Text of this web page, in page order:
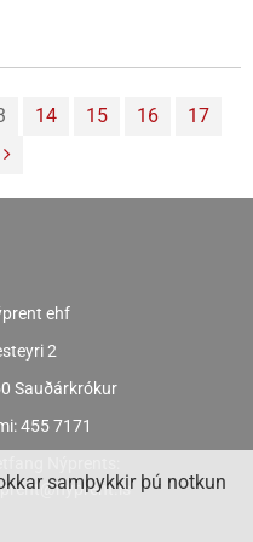
Einarssyni og fjölskyldu
til að mynda kjörinn
Pétursson, Hekla Eir
Regína Jóna
14 15 16
17
ehf
2
Sauðárkrókur
455 7171
samþykkir þú notkun